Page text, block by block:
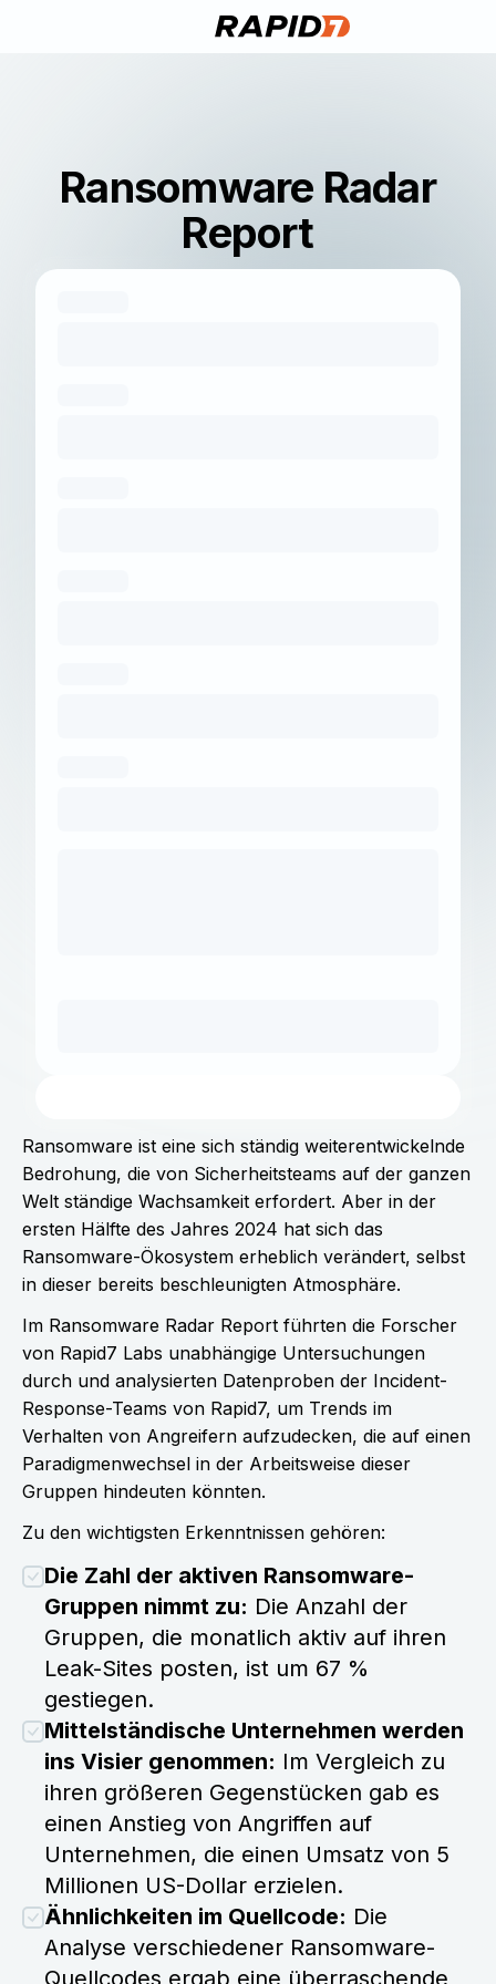
Ransomware Radar
Report
Ransomware ist eine sich ständig weiterentwickelnde
Bedrohung, die von Sicherheitsteams auf der ganzen
Welt ständige Wachsamkeit erfordert. Aber in der
ersten Hälfte des Jahres 2024 hat sich das
Ransomware-Ökosystem erheblich verändert, selbst
in dieser bereits beschleunigten Atmosphäre.
Im Ransomware Radar Report führten die Forscher
von Rapid7 Labs unabhängige Untersuchungen
durch und analysierten Datenproben der Incident-
Response-Teams von Rapid7, um Trends im
Verhalten von Angreifern aufzudecken, die auf einen
Paradigmenwechsel in der Arbeitsweise dieser
Gruppen hindeuten könnten.
Zu den wichtigsten Erkenntnissen gehören:
Die Zahl der aktiven Ransomware-
Gruppen nimmt zu: Die Anzahl der
Gruppen, die monatlich aktiv auf ihren
Leak-Sites posten, ist um 67 %
gestiegen.
Mittelständische Unternehmen werden
ins Visier genommen: Im Vergleich zu
ihren größeren Gegenstücken gab es
einen Anstieg von Angriffen auf
Unternehmen, die einen Umsatz von 5
Millionen US-Dollar erzielen.
Ähnlichkeiten im Quellcode: Die
Analyse verschiedener Ransomware-
Quellcodes ergab eine überraschende